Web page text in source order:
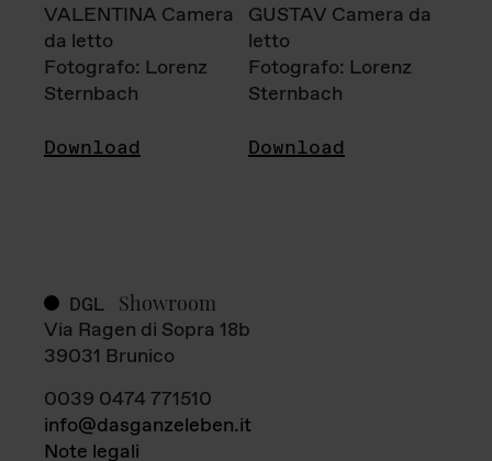
VALENTINA Camera
da letto
Fotografo: Lorenz
Sternbach
Download
GUSTAV Camera da
letto
Fotografo: Lorenz
Sternbach
Download
DGL Showroom
Via Ragen di Sopra 18b
39031 Brunico
0039 0474 771510
info@dasganzeleben.it
Note legali